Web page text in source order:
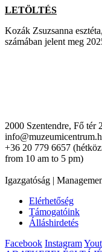
LETÖLTÉS
Kozák Zsuzsanna
számában jelent meg
2000 Szentendre, Fő tér
+36 20 779 6657
from 10 am to 5 pm)
Igazgatóság |
Elérhetőség
Támogatóink
Álláshirdetés
Facebook Instagram